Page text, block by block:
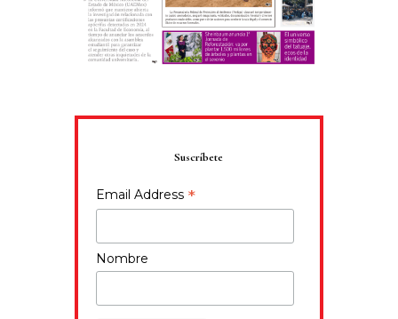
Suscríbete
Email Address *
Nombre